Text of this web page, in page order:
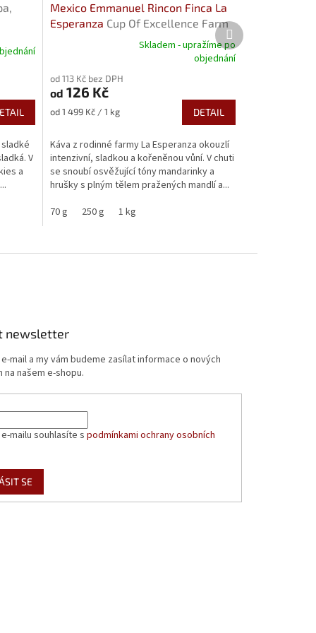
V
a
Mexico Emmanuel Rincon Finca La
Esperanza Cup Of Excellence Farm
produktu
je
5,0
z
hvězdiček.
Skladem - upražíme po
objednání
od 113 Kč bez DPH
od 126 Kč
Měrná
od 1 499 Kč / 1 kg DETAIL
Káva z rodinné farmy La Esperanza okouzlí
intenzivní, sladkou a kořeněnou vůní. V chuti
se snoubí osvěžující tóny mandarinky a
hrušky s plným tělem pražených mandlí a...
70 g
250 g 1 kg
Další
produkt
newsletter
mail a my vám budeme zasílat informace o nových
našem e-shopu.
mailu souhlasíte spodmínkami ochrany osobních
SE